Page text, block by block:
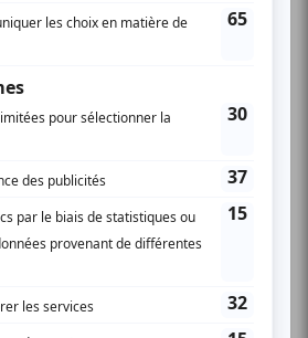
Pop franco